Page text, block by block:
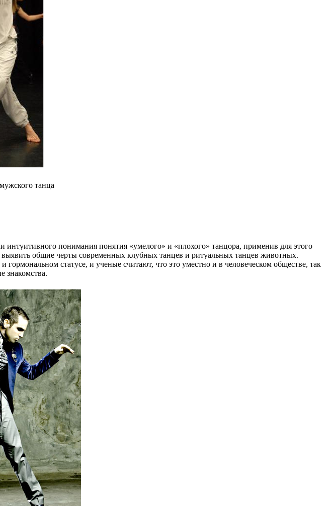
танца
понимания понятия «умелого» и «плохого» танцора, применив для этого
общие черты современных клубных танцев и ритуальных танцев животных.
статусе, и ученые считают, что это уместно и в человеческом обществе, так
знакомства.